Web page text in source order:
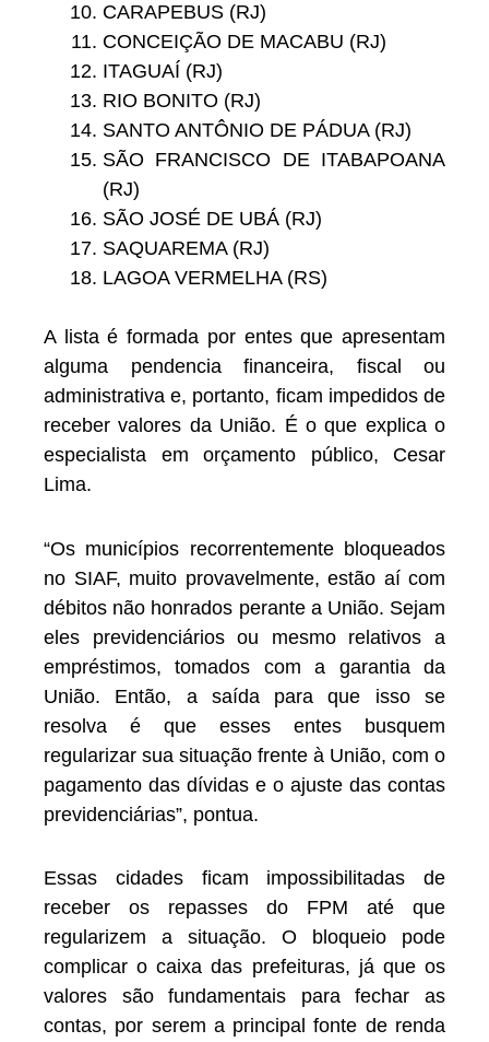
CARAPEBUS (RJ)
CONCEIÇÃO DE MACABU (RJ)
ITAGUAÍ (RJ)
RIO BONITO (RJ)
SANTO ANTÔNIO DE PÁDUA (RJ)
SÃO FRANCISCO DE ITABAPOANA
(RJ)
SÃO JOSÉ DE UBÁ (RJ)
SAQUAREMA (RJ)
LAGOA VERMELHA (RS)
A lista é formada por entes que apresentam
alguma pendencia financeira, fiscal ou
administrativa e, portanto, ficam impedidos de
receber valores da União. É o que explica o
especialista em orçamento público, Cesar
Lima.
“Os municípios recorrentemente bloqueados
no SIAF, muito provavelmente, estão aí com
débitos não honrados perante a União. Sejam
eles previdenciários ou mesmo relativos a
empréstimos, tomados com a garantia da
União. Então, a saída para que isso se
resolva é que esses entes busquem
regularizar sua situação frente à União, com o
pagamento das dívidas e o ajuste das contas
previdenciárias”, pontua.
Essas cidades ficam impossibilitadas de
receber os repasses do FPM até que
regularizem a situação. O bloqueio pode
complicar o caixa das prefeituras, já que os
valores são fundamentais para fechar as
contas, por serem a principal fonte de renda